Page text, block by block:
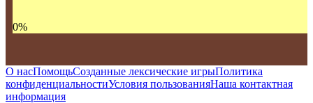
0%
О насПомощьСозданные лексические игрыПолитика
конфиденциальностиУсловия пользованияНаша контактная
информация